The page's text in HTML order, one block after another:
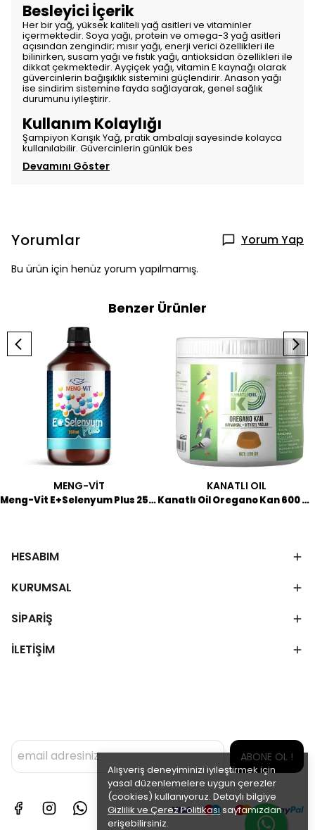
Alışveriş deneyiminizi iyileştirmek için
yasal düzenlemelere uygun çerezler
(cookies) kullanıyoruz. Detaylı bilgiye
Gizlilik ve Çerez Politikasısayfamızdan
erişebilirsiniz.
Besleyici İçerik
Her bir yağ, yüksek kaliteli yağ asitleri ve vitaminler
içermektedir. Soya yağı, protein ve omega-3 yağ asitleri
açısından zengindir; mısır yağı, enerji verici özellikleri ile
bilinirken, susam yağı ve fıstık yağı, antioksidan özellikleri ile
dikkat çekmektedir. Ayçiçek yağı, vitamin E kaynağı olarak
güvercinlerin bağışıklık sistemini güçlendirir. Anason yağı
ise sindirim sistemine fayda sağlayarak, genel sağlık
durumunu iyileştirir.
Kullanım Kolaylığı
Şampiyon Karışık Yağ, pratik ambalajı sayesinde kolayca
kullanılabilir. Güvercinlerin günlük bes
Devamını Göster
Yorumlar Yorum Yap
Bu ürün için henüz yorum yapılmamış.
Benzer Ürünler
MENG-VİT
Meng-Vit E+Selenyum Plus 250 ML
KANATLI OIL
Kanatlı Oil Oregano Kan 600 GR
HESABIM
KURUMSAL
SİPARİŞ
İLETİŞİM
ABONE OL !